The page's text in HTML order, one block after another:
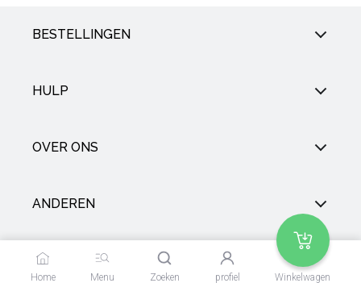
BESTELLINGEN
HULP
OVER ONS
ANDEREN
SOCIAL
Home Menu Zoeken profiel Winkelwagen